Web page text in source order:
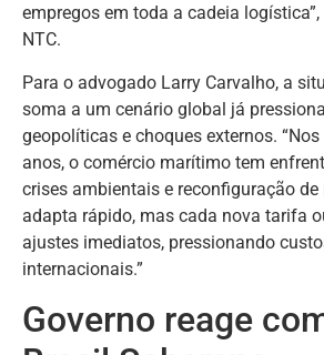
empregos em toda a cadeia
NTC.
Para o advogado Larry Carvalho, a
soma a um cenário global já
geopolíticas e choques externos.
anos, o comércio marítimo tem
crises ambientais e reconfiguração de
adapta rápido, mas cada nova tarifa
ajustes imediatos, pressionando
internacionais.”
Governo reage